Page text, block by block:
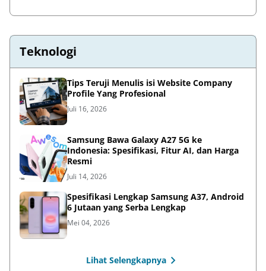
Teknologi
Tips Teruji Menulis isi Website Company
Profile Yang Profesional
Juli 16, 2026
Samsung Bawa Galaxy A27 5G ke
Indonesia: Spesifikasi, Fitur AI, dan Harga
Resmi
Juli 14, 2026
Spesifikasi Lengkap Samsung A37, Android
6 Jutaan yang Serba Lengkap
Mei 04, 2026
Lihat Selengkapnya